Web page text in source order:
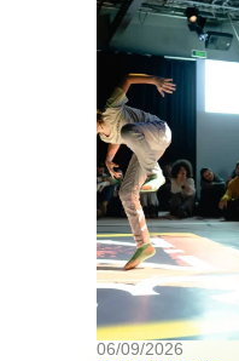
06/09/2026